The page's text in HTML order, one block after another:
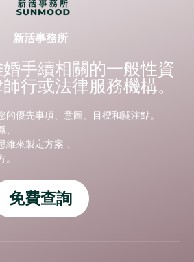
新活事務所
手續相關的一般性資
行或法律服務機構。
優先事項、意圖、目標和關注點。
維來製定方案，
免費查詢